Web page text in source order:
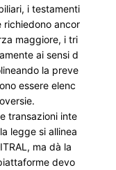
i testamenti
richiedono ancor
maggiore, i tri
ai sensi d
la preve
essere elenc
transazioni inte
legge si allinea
ma dà la
devo